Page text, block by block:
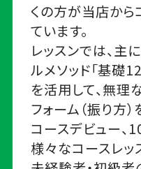
くの方が当店から
ています。
レッスンでは、主
ルメソッド「基礎
を活用して、無理
フォーム（振り方
コースデビュー、
様々なコースレッ